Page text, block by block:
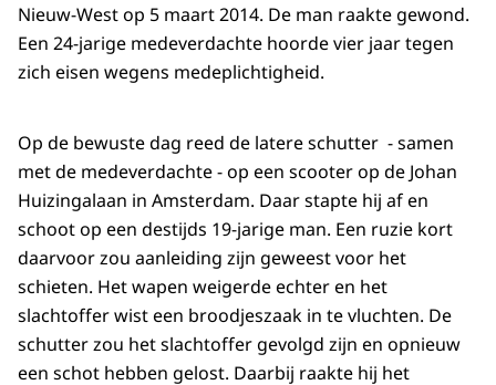
Nieuw-West op 5 maart 2014. De man raakte gewond.
Een 24-jarige medeverdachte hoorde vier jaar tegen
zich eisen wegens medeplichtigheid.
Op de bewuste dag reed de latere schutter - samen
met de medeverdachte - op een scooter op de Johan
Huizingalaan in Amsterdam. Daar stapte hij af en
schoot op een destijds 19-jarige man. Een ruzie kort
daarvoor zou aanleiding zijn geweest voor het
schieten. Het wapen weigerde echter en het
slachtoffer wist een broodjeszaak in te vluchten. De
schutter zou het slachtoffer gevolgd zijn en opnieuw
een schot hebben gelost. Daarbij raakte hij het